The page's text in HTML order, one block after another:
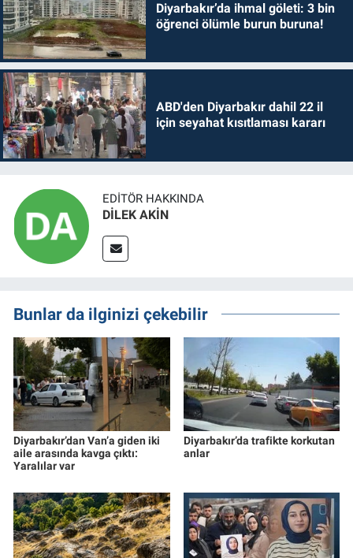
Diyarbakır’da ihmal göleti: 3 bin
öğrenci ölümle burun buruna!
ABD'den Diyarbakır dahil 22 il
için seyahat kısıtlaması kararı
EDITÖR HAKKINDA
DİLEK AKİN
Bunlar da ilginizi çekebilir
Diyarbakır’dan Van’a giden iki
aile arasında kavga çıktı:
Yaralılar var
Diyarbakır’da trafikte korkutan
anlar